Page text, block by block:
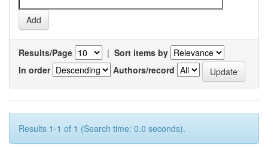
Results/Page | Sort items by
In order
Authors/record
Results 1-1 of 1 (Search time: 0.0 seconds).